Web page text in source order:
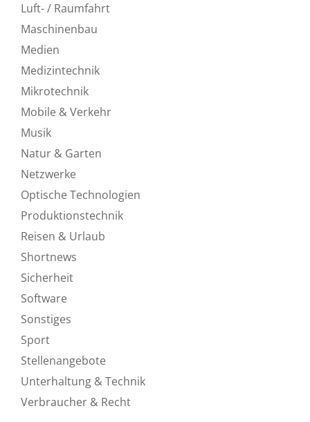
Luft- / Raumfahrt
Maschinenbau
Medien
Medizintechnik
Mikrotechnik
Mobile & Verkehr
Musik
Natur & Garten
Netzwerke
Optische Technologien
Produktionstechnik
Reisen & Urlaub
Shortnews
Sicherheit
Software
Sonstiges
Sport
Stellenangebote
Unterhaltung & Technik
Verbraucher & Recht